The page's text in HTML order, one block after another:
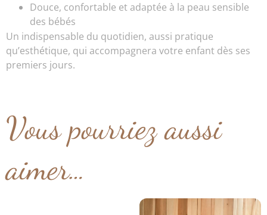
Douce, confortable et adaptée à la peau sensible
des bébés
Un indispensable du quotidien, aussi pratique
qu’esthétique, qui accompagnera votre enfant dès ses
premiers jours.
Vous pourriez aussi
aimer…